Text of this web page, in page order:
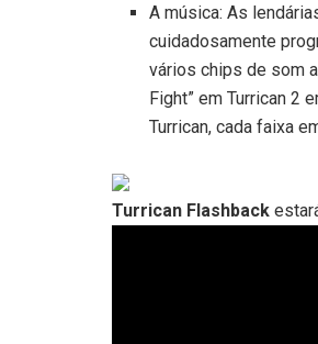
A música: As
cuidadosamente
vários chips de som
Fight” em Turrican 2
Turrican, cada faixa
Turrican Flashback